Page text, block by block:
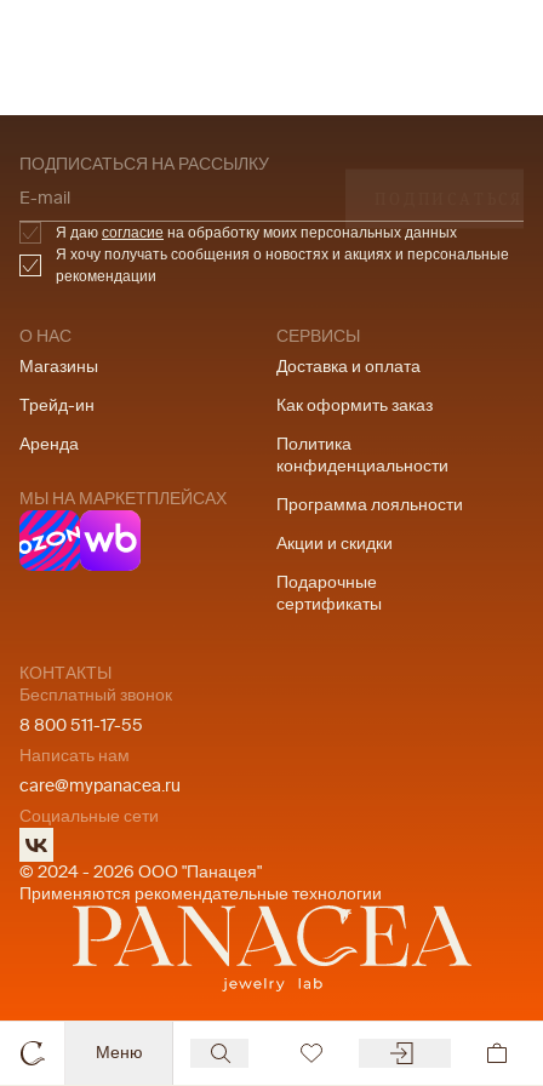
Меню
О НАС
Магазины
Трейд-ин
Аренда
МЫ НА МАРКЕТПЛЕЙСАХ
СЕРВИСЫ
Доставка и оплата
Как оформить заказ
Политика
конфиденциальности
Программа лояльности
Акции и скидки
Подарочные
сертификаты
КОНТАКТЫ
Бесплатный звонок
8 800 511-17-55
Написать нам
care@mypanacea.ru
Социальные сети
© 2024 - 2026 ООО "Панацея"
Применяются рекомендательные технологии
ПОДПИСАТЬСЯ НА РАССЫЛКУ
E-mail
Я даю согласие на обработку моих персональных данных
Я хочу получать сообщения о новостях и акциях и персональные
рекомендации